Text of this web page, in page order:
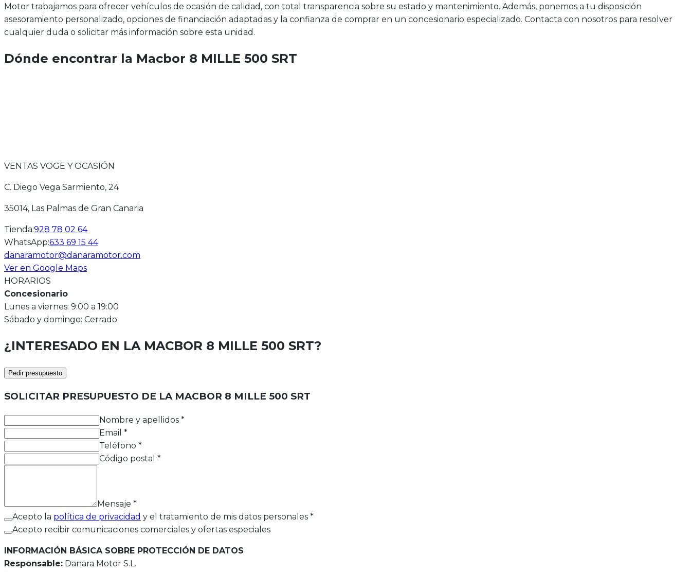
Motor trabajamos para ofrecer vehículos de ocasión de calidad, con total transparencia sobre su estado y mantenimiento. Además, ponemos a tu disposición
asesoramiento personalizado, opciones de financiación adaptadas y la confianza de comprar en un concesionario especializado. Contacta con nosotros para resolver
cualquier duda o solicitar más información sobre esta unidad.
Dónde encontrar la Macbor 8 MILLE 500 SRT
VENTAS VOGE Y OCASIÓN
C. Diego Vega Sarmiento, 24
35014, Las Palmas de Gran Canaria
Tienda:928 78 02 64
WhatsApp:633 69 15 44
danaramotor@danaramotor.com
Ver en Google Maps
HORARIOS
Concesionario
Lunes a viernes: 9:00 a 19:00
Sábado y domingo: Cerrado
¿INTERESADO EN LA MACBOR 8 MILLE 500 SRT?
Pedir presupuesto
SOLICITAR PRESUPUESTO DE LA MACBOR 8 MILLE 500 SRT
Nombre y apellidos *
Email *
Teléfono *
Código postal *
Mensaje *
Acepto la política de privacidad y el tratamiento de mis datos personales *
Acepto recibir comunicaciones comerciales y ofertas especiales
INFORMACIÓN BÁSICA SOBRE PROTECCIÓN DE DATOS
Responsable: Danara Motor S.L.